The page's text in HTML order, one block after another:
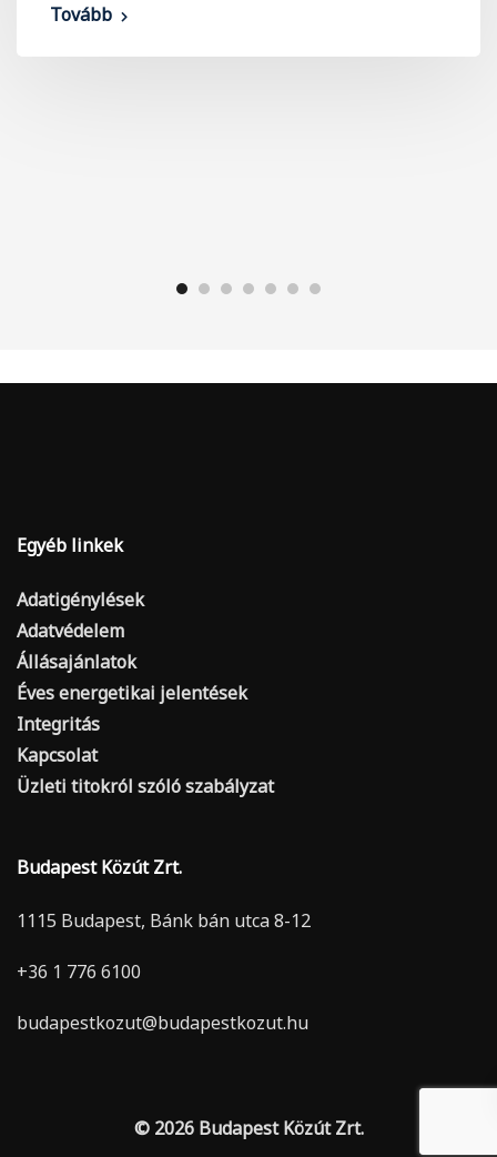
Tovább
Egyéb linkek
Adatigénylések
Adatvédelem
Állásajánlatok
Éves energetikai jelentések
Integritás
Kapcsolat
Üzleti titokról szóló szabályzat
Budapest Közút Zrt.
1115 Budapest, Bánk bán utca 8-12
+36 1 776 6100
budapestkozut@budapestkozut.hu
© 2026 Budapest Közút Zrt.